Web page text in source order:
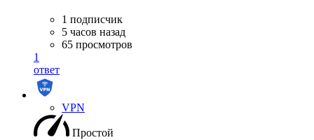
1 подписчик
5 часов назад
65 просмотров
1
ответ
VPN
Простой